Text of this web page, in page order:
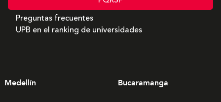
Preguntas frecuentes
UPB en el ranking de universidades
Medellín Bucaramanga